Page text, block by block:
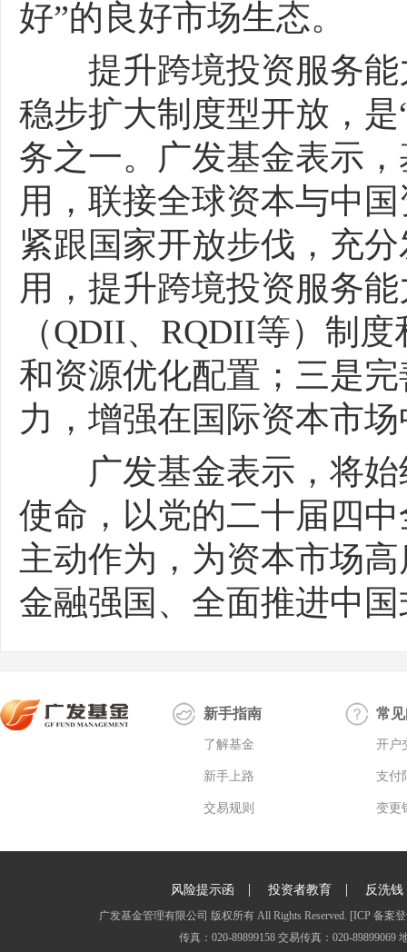
好”的良好市场生态。
提升跨境投资服务能
稳步扩大制度型开放，
务之一。广发基金表示
用，联接全球资本与中
紧跟国家开放步伐，充
用，提升跨境投资服务
（QDII、RQDII等）制
和资源优化配置；三是
力，增强在国际资本市
广发基金表示，将始
使命，以党的二十届四
主动作为，为资本市场
金融强国、全面推进中
新手指南
了解基金
新手上路
交易规则
常
开户
支付
变更
风险提示函 | 投资者教育 | 反洗钱
广发基金管理有限公司 版权所有 All Rights Reserved. [ICP 备案
传真：020-89899158 交易传真：020-